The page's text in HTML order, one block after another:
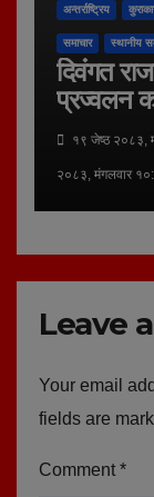
अन्तर्राष्ट्रिय
समाचार स्थानीय
दिवंगत
प्रज्वलन
१९ जेष्ठ २०८३,
२०८३, मंगलवार
Leave
Your email
fields are
Comment *